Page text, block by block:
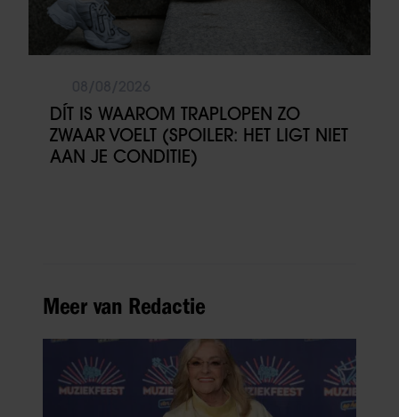
DÍT IS WAAROM TRAPLOPEN ZO
ZWAAR VOELT (SPOILER: HET LIGT NIET
AAN JE CONDITIE)
Meer van Redactie